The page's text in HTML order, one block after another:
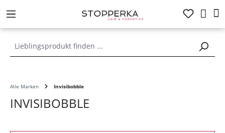
springen
Alle Marken Invisibobble
INVISIBOBBLE